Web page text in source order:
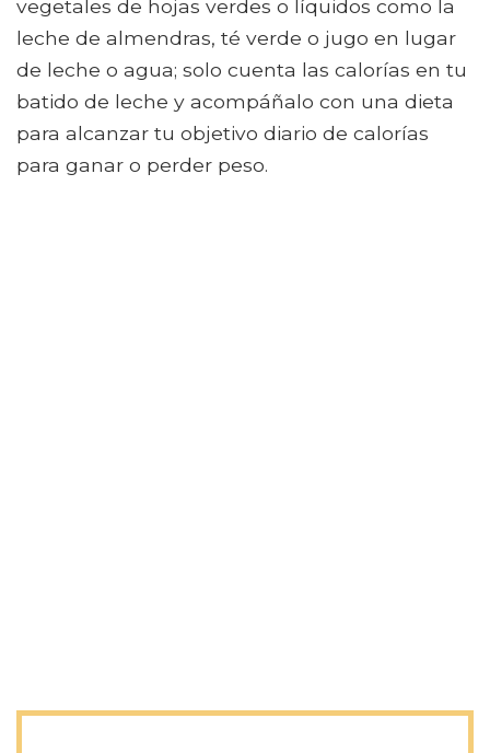
vegetales de hojas verdes o líquidos como la
leche de almendras, té verde o jugo en lugar
de leche o agua; solo cuenta las calorías en tu
batido de leche y acompáñalo con una dieta
para alcanzar tu objetivo diario de calorías
para ganar o perder peso.